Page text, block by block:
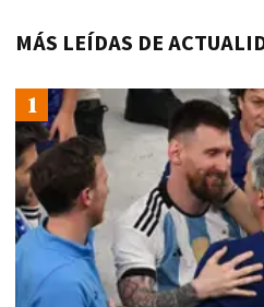
MÁS LEÍDAS DE